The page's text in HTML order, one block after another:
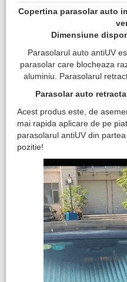
Copertina parasolar auto
Dimensiune
Parasolarul auto antiUV
parasolar care blocheaza
aluminiu. Parasolarul
Parasolar auto
Acest produs este, de
mai rapida aplicare de pe
parasolarul antiUV din
pozitie!